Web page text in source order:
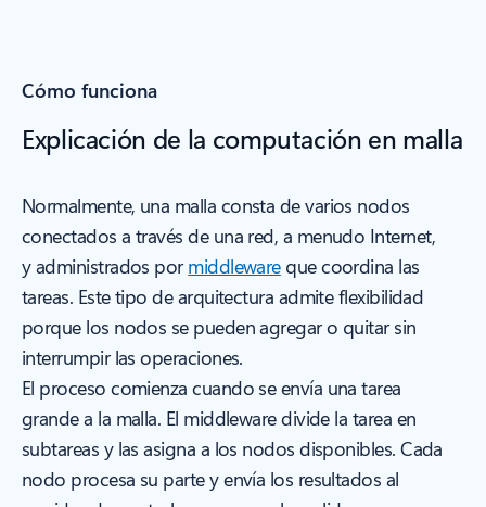
Cómo funciona
Explicación de la computación en malla
Normalmente, una malla consta de varios nodos
conectados a través de una red, a menudo Internet,
y administrados pormiddlewareque coordina las
tareas. Este tipo de arquitectura admite flexibilidad
porque los nodos se pueden agregar o quitar sin
interrumpir las operaciones.
El proceso comienza cuando se envía una tarea
grande a la malla. El middleware divide la tarea en
subtareas y las asigna a los nodos disponibles. Cada
nodo procesa su parte y envía los resultados al